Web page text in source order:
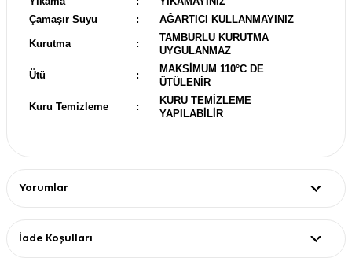
Çamaşır Suyu
: AĞARTICI KULLANMAYINIZ
Kurutma :
TAMBURLU KURUTMA
UYGULANMAZ
Ütü :
MAKSİMUM 110°C DE
ÜTÜLENİR
Kuru Temizleme :
KURU TEMİZLEME
YAPILABİLİR
Yorumlar
İade Koşulları